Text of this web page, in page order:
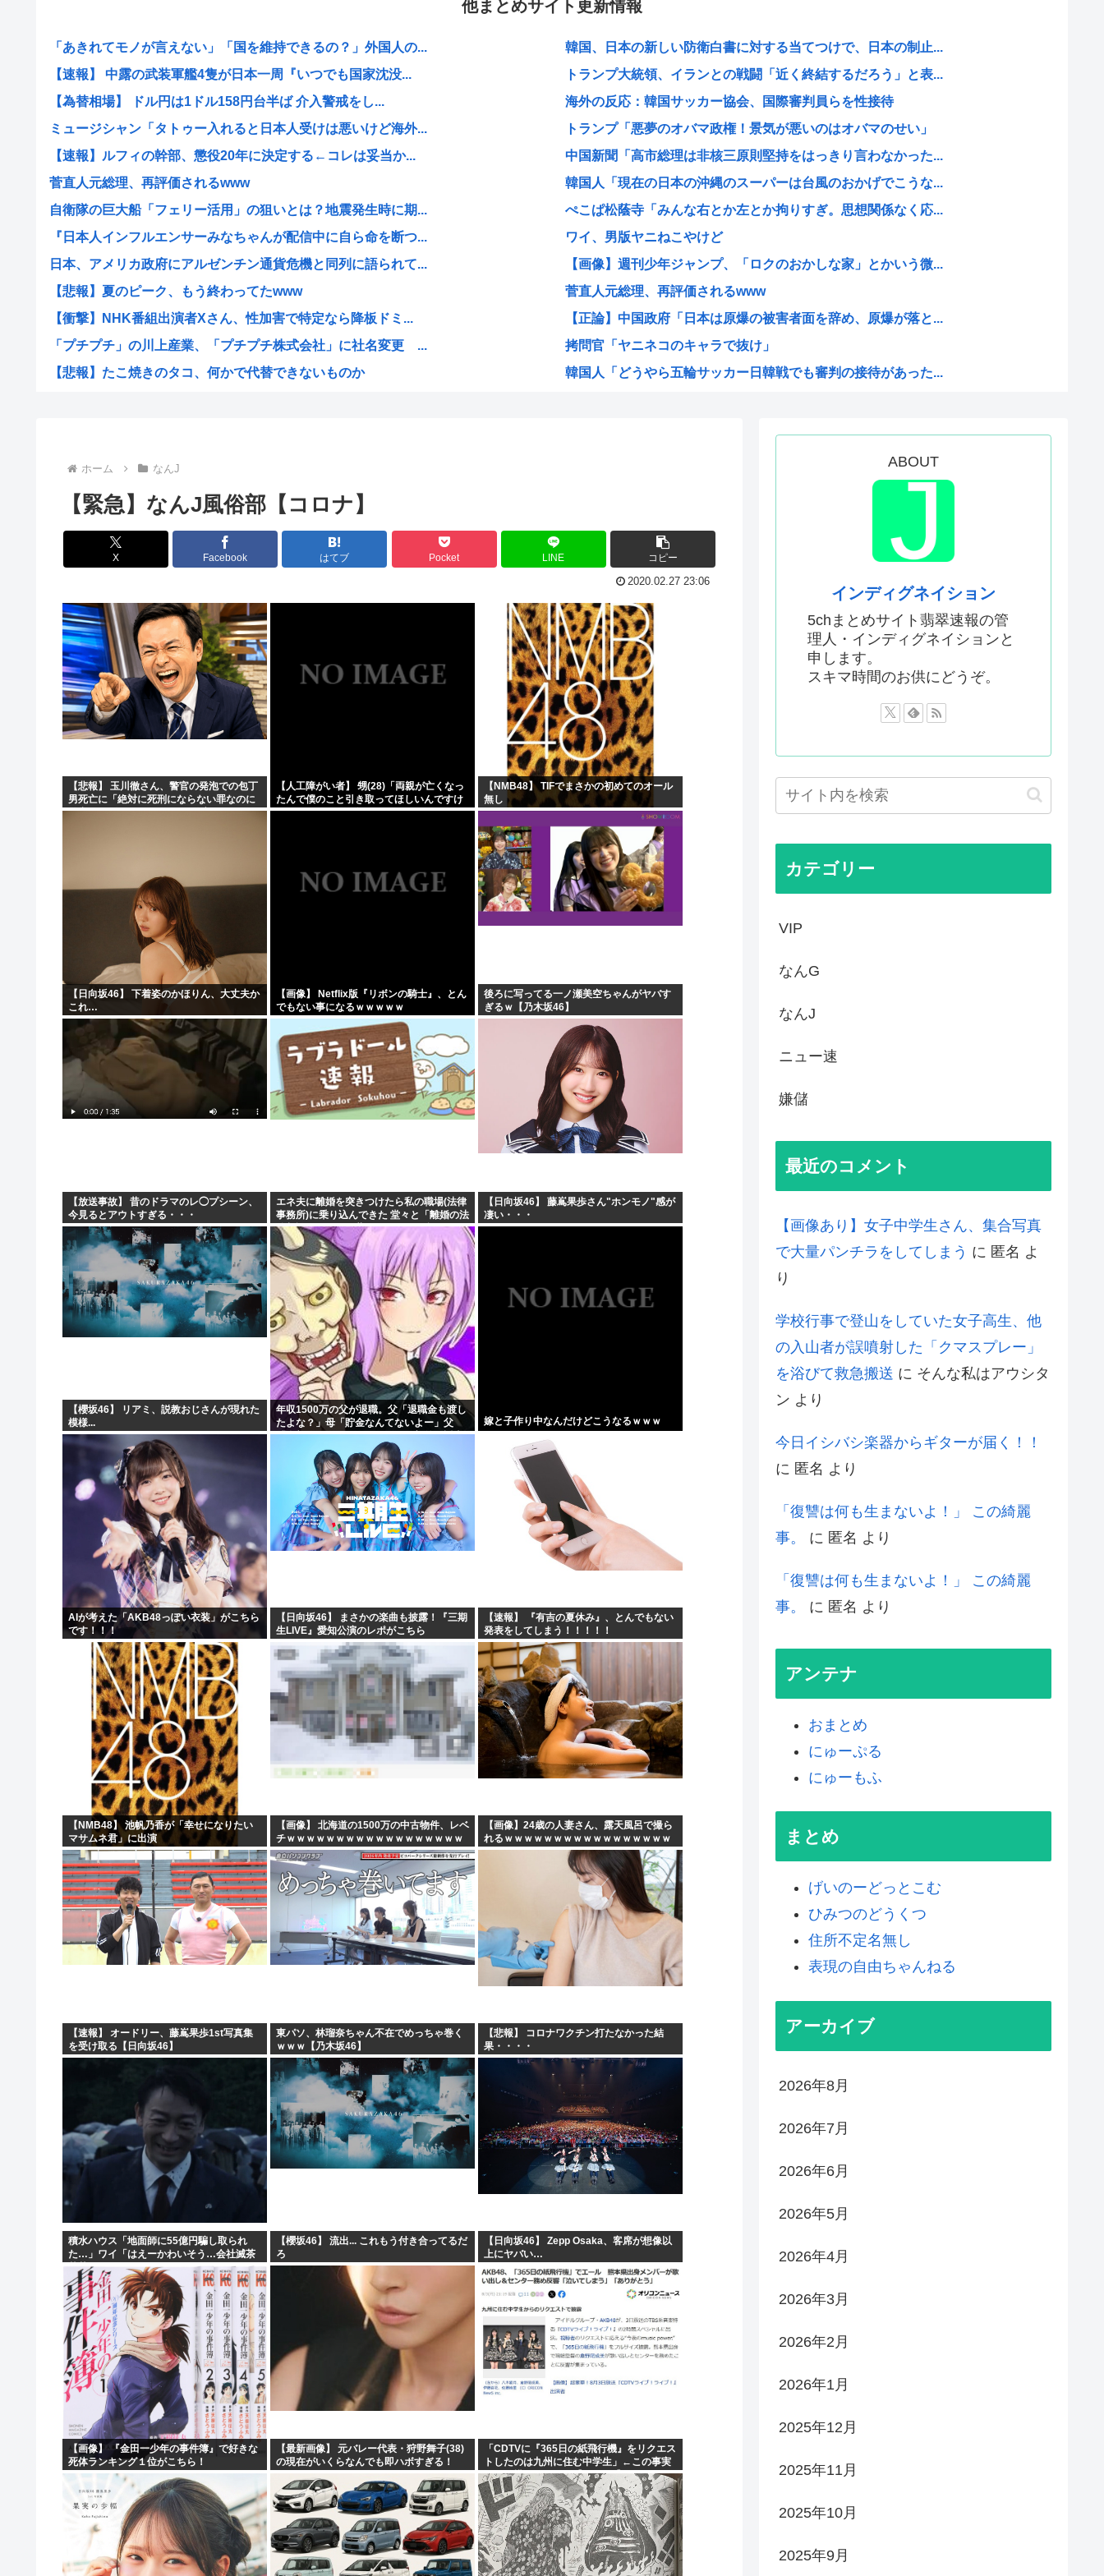
他まとめサイト更新情報
「あきれてモノが言えない」「国を維持できるの？」外国人の...
【速報】 中露の武装軍艦4隻が日本一周『いつでも国家沈没...
【為替相場】 ドル円は1ドル158円台半ば 介入警戒をし...
ミュージシャン「タトゥー入れると日本人受けは悪いけど海外...
【速報】ルフィの幹部、懲役20年に決定する←コレは妥当か...
菅直人元総理、再評価されるwww
自衛隊の巨大船「フェリー活用」の狙いとは？地震発生時に期...
『日本人インフルエンサーみなちゃんが配信中に自ら命を断つ...
日本、アメリカ政府にアルゼンチン通貨危機と同列に語られて...
【悲報】夏のピーク、もう終わってたwww
【衝撃】NHK番組出演者Xさん、性加害で特定なら降板ドミ...
「プチプチ」の川上産業、「プチプチ株式会社」に社名変更 ...
【悲報】たこ焼きのタコ、何かで代替できないものか
【画像】美人ママ、息子との入浴中の画像が流出した結果・・...
江戸時代から続く「邪馬台国論争」最前線！ 最新研究で見え...
【熊本地震】共産党・寺本けんた「災害募金に関するデマを流...
みい山の亜月ねねさん、障がい者差別漫画で2億稼いでいた模...
【画像】俺たちの姫、佳子さまのお気に入りのドレスがこちら...
エヌビディア、次期モデルから搭載メモリを半減させると発表...
【自民統一の広報紙】産経新聞 東北での発行休止へ
ヨーロッパが中国製メガソーラーを締め出しｗｗｗ
【アリババ】世界最大級のオープンなAIモデル「Qｗeｎ3...
インドネシア「高速鉄道！」中国「大赤字！」インドネシア「...
韓国、日本の新しい防衛白書に対する当てつけで、日本の制止...
トランプ大統領、イランとの戦闘「近く終結するだろう」と表...
海外の反応：韓国サッカー協会、国際審判員らを性接待
トランプ「悪夢のオバマ政権！景気が悪いのはオバマのせい」
中国新聞「高市総理は非核三原則堅持をはっきり言わなかった...
韓国人「現在の日本の沖縄のスーパーは台風のおかげでこうな...
ぺこぱ松蔭寺「みんな右とか左とか拘りすぎ。思想関係なく応...
ワイ、男版ヤニねこやけど
【画像】週刊少年ジャンプ、「ロクのおかしな家」とかいう微...
菅直人元総理、再評価されるwww
【正論】中国政府「日本は原爆の被害者面を辞め、原爆が落と...
拷問官「ヤニネコのキャラで抜け」
韓国人「どうやら五輪サッカー日韓戦でも審判の接待があった...
海外「日本なんて行くんじゃなかった…」 日本を知ってしま...
高市早苗政権「円安ホクホクゥ！財政健全化は目指さない！で...
トランプ「結局のところ(次期大統領選で)私たちはJ.D....
韓国人「悲報：サッカー協会の審判への性接待が事実の場合、...
「おっさんの自堕落な生活を美少女にやらせるアニメ」、増え...
韓国、サッカーW杯予選で審判を性接待して買収していたこと...
ジョジョのシーザー「やってない犯罪は殺人だけです。」←こ...
韓国人「竹田恒泰とか36親等を養子に迎えるなら天皇の血を...
結局「SPY×FAMILY」は何が悪かったのか
韓国サッカー協会、外国人審判員数十人に性的接待。羨ま死刑
韓国人「韓国サッカー協会が行った国際試合の性的接待の全容...
【超画像 】週刊少年ジャンプ、世代交代に失敗
外国人「2002年W杯は?」韓国サッカーに衝撃的不祥事！...
海外「日本なんて行くんじゃなかった…」 日本を知ってしま...
ホーム なんJ
【緊急】なんJ風俗部【コロナ】
X Facebook はてブ Pocket LINE コピー
2020.02.27 23:06
【悲報】 玉川徹さん、警官の発泡での包丁
男死亡に「絶対に死刑にならない罪なのに
警察が死刑にした！」 → 元警官のマジレス
【人工障がい者】 甥(28)「両親が亡くなっ
たんで僕のこと引き取ってほしいんですけ
ど！」なんでいい年したヒキニートを引き
【NMB48】 TIFでまさかの初めてのオール
無し
【日向坂46】 下着姿のかほりん、大丈夫か
これ…
【画像】 Netflix版『リボンの騎士』、とん
でもない事になるｗｗｗｗｗ
後ろに写ってる一ノ瀬美空ちゃんがヤバす
ぎるｗ【乃木坂46】
【放送事故】 昔のドラマのレ◯プシーン、
今見るとアウトすぎる・・・
エネ夫に離婚を突きつけたら私の職場(法律
事務所)に乗り込んできた 堂々と「離婚の法
律相談です。母の薦めでこちらに参りまし
た」と言っているが、...
【日向坂46】 藤嶌果歩さん"ホンモノ"感が
凄い・・・
【櫻坂46】 リアミ、説教おじさんが現れた
模様...
年収1500万の父が退職。父「退職金も渡し
たよな？」母「貯金なんてないよー」父
「全部なくなったの！？」→予想外の返事
に家族騒然となり…
嫁と子作り中なんだけどこうなるｗｗｗ
AIが考えた「AKB48っぽい衣装」がこちら
です！！！
【日向坂46】 まさかの楽曲も披露！『三期
生LIVE』愛知公演のレポがこちら
【速報】 『有吉の夏休み』、とんでもない
発表をしてしまう！！！！！
【NMB48】 池帆乃香が「幸せになりたい
マサムネ君」に出演
【画像】 北海道の1500万の中古物件、レベ
チｗｗｗｗｗｗｗｗｗｗｗｗｗｗｗｗｗｗ
ｗｗ
【画像】24歳の人妻さん、露天風呂で撮ら
れるｗｗｗｗｗｗｗｗｗｗｗｗｗｗｗｗｗ
【速報】 オードリー、藤嶌果歩1st写真集
を受け取る【日向坂46】
東パソ、林瑠奈ちゃん不在でめっちゃ巻く
ｗｗｗ【乃木坂46】
【悲報】 コロナワクチン打たなかった結
果・・・・
積水ハウス「地面師に55億円騙し取られ
た…」ワイ「はえーかわいそう…会社滅茶
苦茶やろなぁ」→
【櫻坂46】 流出... これもう付き合ってるだ
ろ
【日向坂46】 Zepp Osaka、客席が想像以
上にヤバい…
【画像】 『金田一少年の事件簿』で好きな
死体ランキング１位がこちら！
【最新画像】 元バレー代表・狩野舞子(38)
の現在がいくらなんでも即ハボすぎる！
「CDTVに『365日の紙飛行機』をリクエス
トしたのは九州に住む中学生」←この事実
って結構デカいよな【AKB48】
ABOUT
インディグネイション
5chまとめサイト翡翠速報の管
理人・インディグネイションと
申します。
スキマ時間のお供にどうぞ。
カテゴリー
VIP
なんG
なんJ
ニュー速
嫌儲
最近のコメント
【画像あり】女子中学生さん、集合写真
で大量パンチラをしてしまう に 匿名 よ
り
学校行事で登山をしていた女子高生、他
の入山者が誤噴射した「クマスプレー」
を浴びて救急搬送 に そんな私はアウシタ
ン より
今日イシバシ楽器からギターが届く！！
に 匿名 より
「復讐は何も生まないよ！」 この綺麗
事。
に 匿名 より
「復讐は何も生まないよ！」 この綺麗
事。
に 匿名 より
アンテナ
おまとめ
にゅーぷる
にゅーもふ
まとめ
げいのーどっとこむ
ひみつのどうくつ
住所不定名無し
表現の自由ちゃんねる
アーカイブ
2026年8月
2026年7月
2026年6月
2026年5月
2026年4月
2026年3月
2026年2月
2026年1月
2025年12月
2025年11月
2025年10月
2025年9月